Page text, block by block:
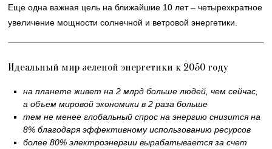
Еще одна важная цель на ближайшие 10 лет – четырехкратное
увеличение мощности солнечной и ветровой энергетики.
Идеальный мир зеленой энергетики к 2050 году
на планете живет на 2 млрд больше людей, чем сейчас,
а объем мировой экономики в 2 раза больше
тем не менее глобальный спрос на энергию снизится на
8% благодаря эффективному использованию ресурсов
более 80% электроэнергии вырабатывается за счет